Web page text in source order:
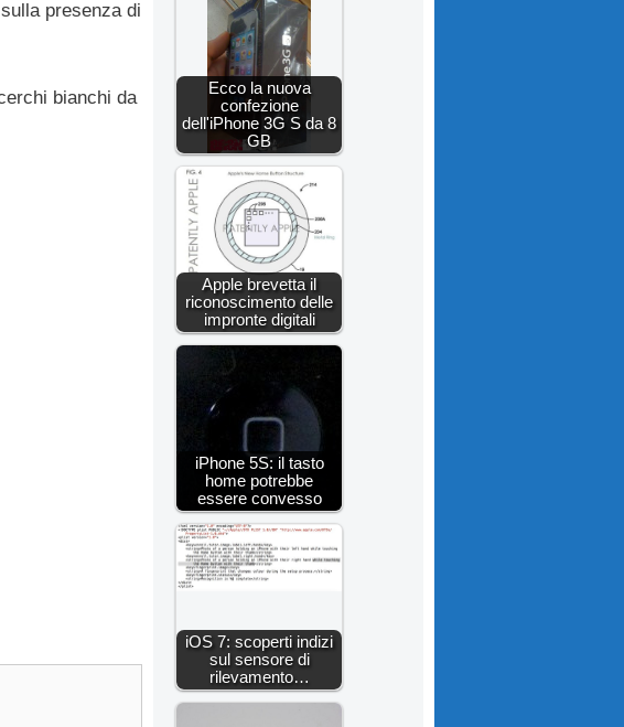
presenza di
bianchi da
Ecco la nuova
confezione
dell'iPhone 3G S da 8
GB
Apple brevetta il
riconoscimento delle
impronte digitali
iPhone 5S: il tasto
home potrebbe
essere convesso
iOS 7: scoperti indizi
sul sensore di
rilevamento…